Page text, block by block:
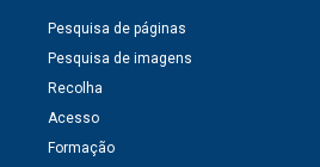
Pesquisa de páginas
Pesquisa de imagens
Recolha
Acesso
Formação